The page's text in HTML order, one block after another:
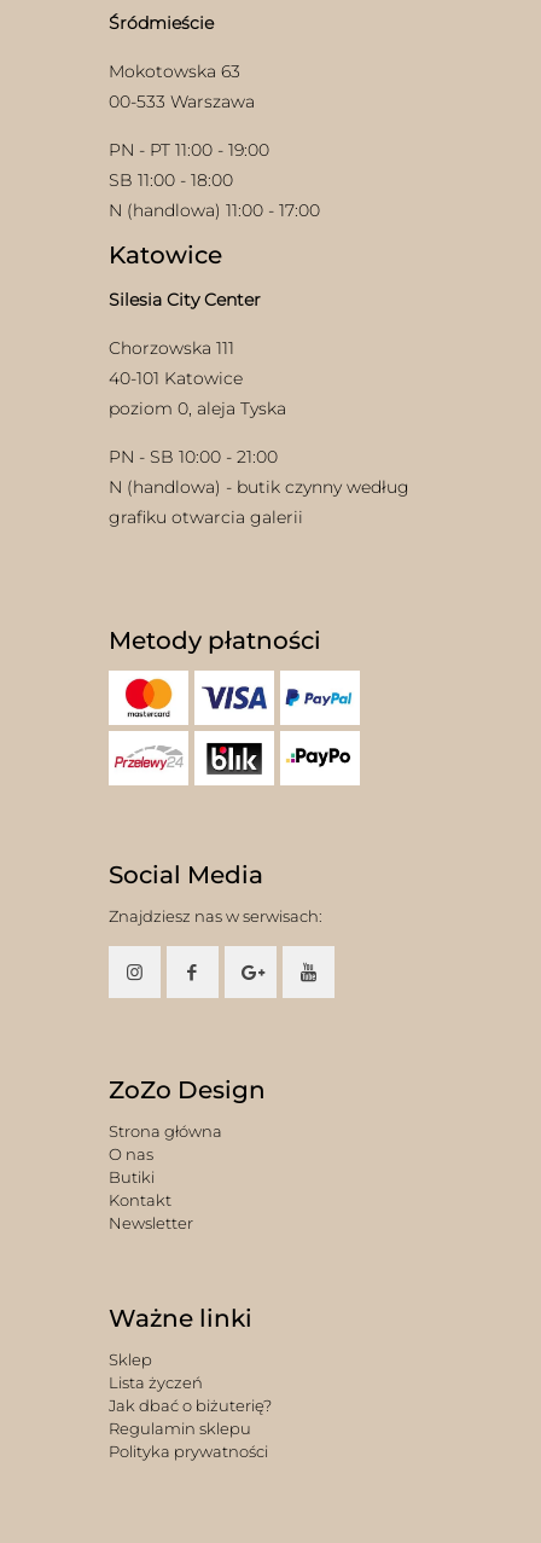
stronie
produktu
Śródmieście
Mokotowska 63
00-533 Warszawa
PN - PT 11:00 - 19:00
SB 11:00 - 18:00
N (handlowa) 11:00 - 17:00
Katowice
Silesia City Center
Chorzowska 111
40-101 Katowice
poziom 0, aleja Tyska
PN - SB 10:00 - 21:00
N (handlowa) - butik czynny według
grafiku otwarcia galerii
Metody płatności
Social Media
Znajdziesz nas w serwisach:
ZoZo Design
Strona główna
O nas
Butiki
Kontakt
Newsletter
Ważne linki
Sklep
Lista życzeń
Jak dbać o biżuterię?
Regulamin sklepu
Polityka prywatności